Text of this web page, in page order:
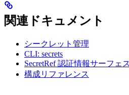
関連ドキュメント
シークレット管理
CLI: secrets
SecretRef 認証情報サーフェス
構成リファレンス